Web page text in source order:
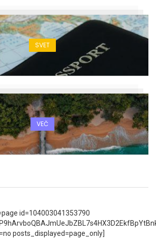
SVET
VEČ
id=104003041353790
posts_displayed=page_only]